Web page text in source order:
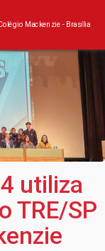
Mackenzie - Brasília
utiliza
TRE/SP